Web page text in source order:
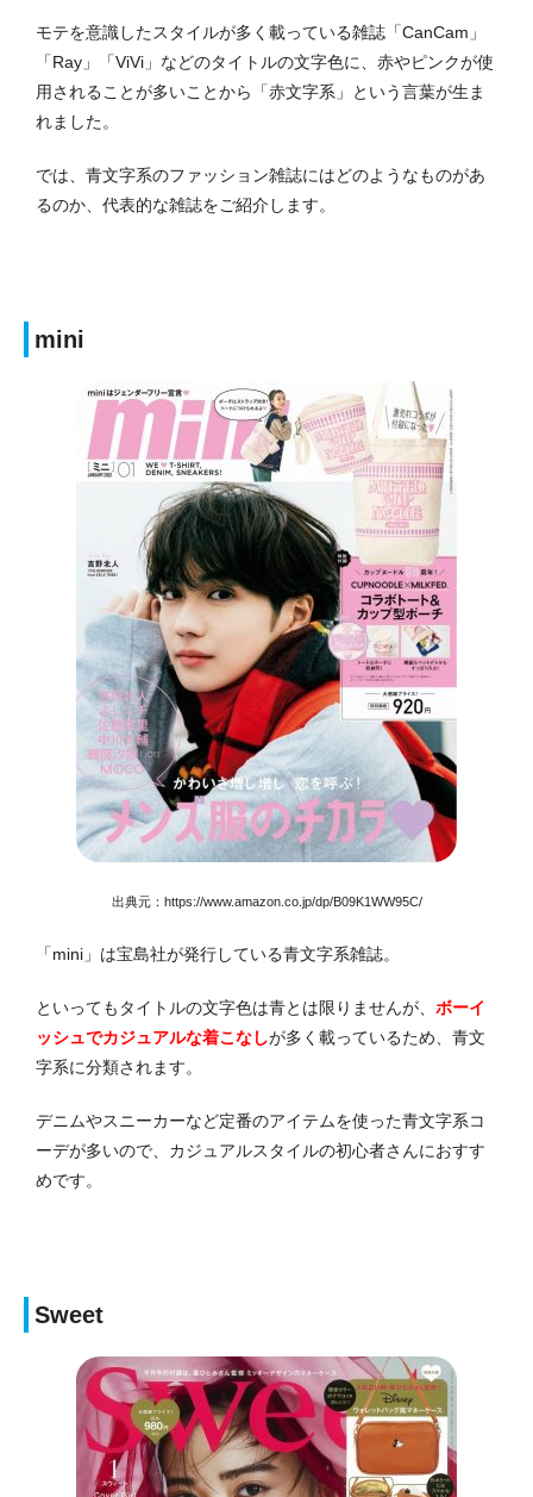
モテを意識したスタイルが多く載っている雑誌「CanCam」
「Ray」「ViVi」などのタイトルの文字色に、赤やピンクが使
用されることが多いことから「赤文字系」という言葉が生ま
れました。
では、青文字系のファッション雑誌にはどのようなものがあ
るのか、代表的な雑誌をご紹介します。
mini
出典元： https://www.amazon.co.jp/dp/B09K1WW95C/
「mini」は宝島社が発行している青文字系雑誌。
といってもタイトルの文字色は青とは限りませんが、 ボーイ
ッシュでカジュアルな着こなしが多く載っているため、青文
字系に分類されます。
デニムやスニーカーなど定番のアイテムを使った青文字系コ
ーデが多いので、カジュアルスタイルの初心者さんにおすす
めです。
Sweet